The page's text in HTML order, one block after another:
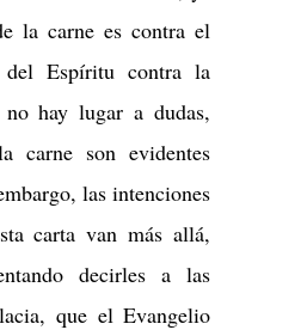
la carne es contra el
Espíritu contra la
no hay lugar a dudas,
carne son evidentes
las intenciones
carta van más allá,
decirles a las
que el Evangelio